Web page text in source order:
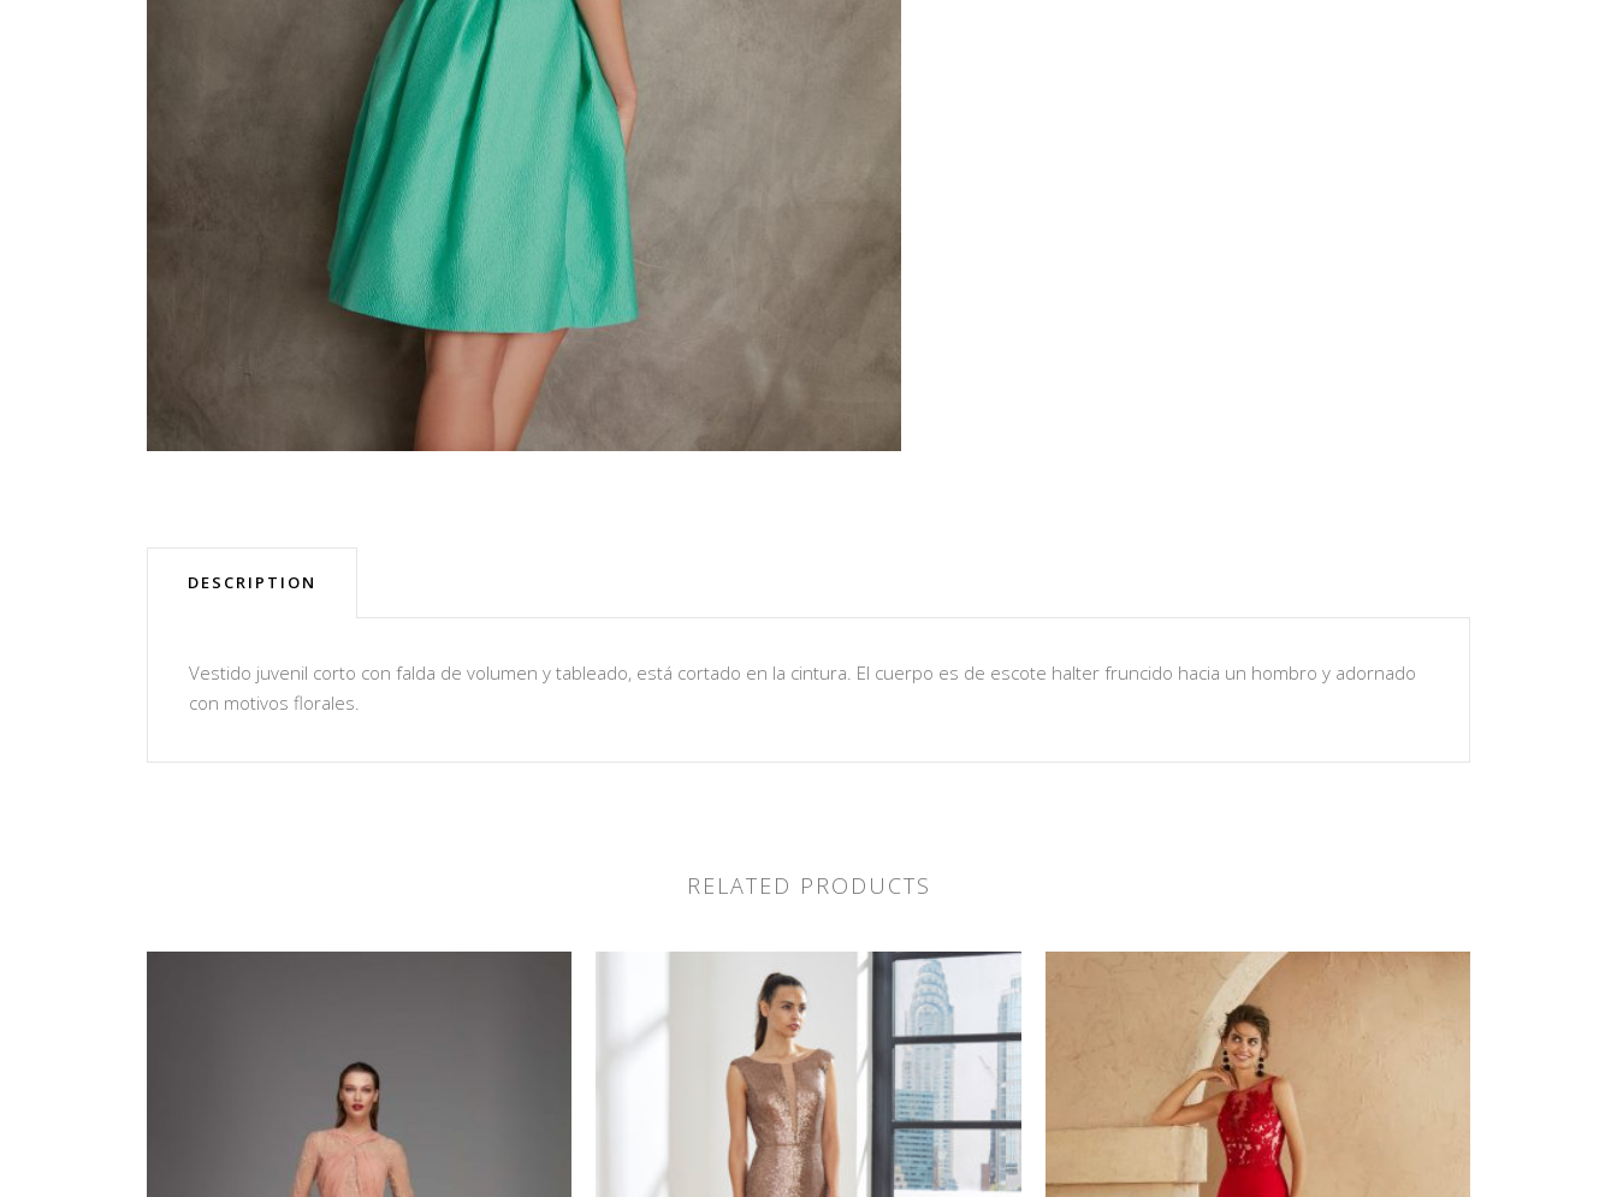
DESCRIPTION
Vestido juvenil corto con falda de volumen y tableado, está cortado en la cintura. El cuerpo es de escote halter fruncido hacia un hombro y adornado
con motivos florales.
RELATED PRODUCTS